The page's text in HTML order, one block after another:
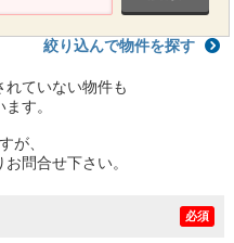
絞り込んで物件を探す
れていない物件も
す。
が、
問合せ下さい。
必須